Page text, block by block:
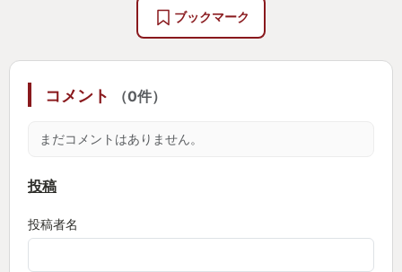
ブックマーク
コメント （0件）
まだコメントはありません。
投稿
投稿者名